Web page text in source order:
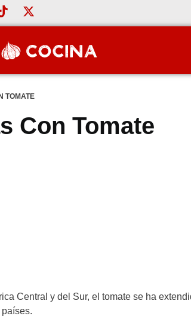
TOMATE
Con Tomate
Central y del Sur, el tomate se ha